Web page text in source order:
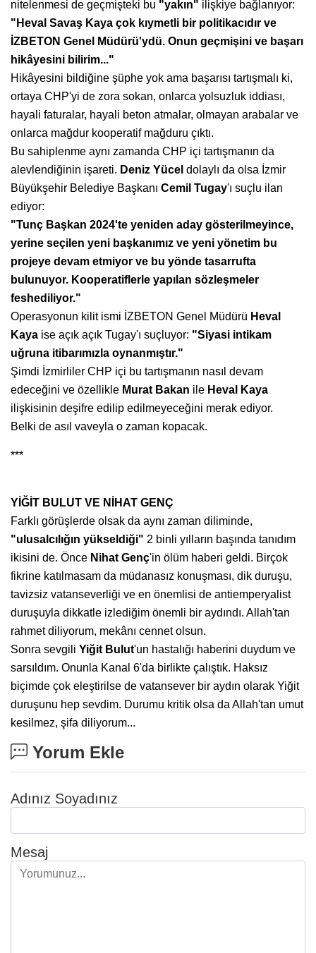
nitelenmesi de geçmişteki bu "yakın" ilişkiye bağlanıyor:
"Heval Savaş Kaya çok kıymetli bir politikacıdır ve
İZBETON Genel Müdürü'ydü. Onun geçmişini ve başarı
hikâyesini bilirim..."
Hikâyesini bildiğine şüphe yok ama başarısı tartışmalı ki,
ortaya CHP'yi de zora sokan, onlarca yolsuzluk iddiası,
hayali faturalar, hayali beton atmalar, olmayan arabalar ve
onlarca mağdur kooperatif mağduru çıktı.
Bu sahiplenme aynı zamanda CHP içi tartışmanın da
alevlendiğinin işareti. Deniz Yücel dolaylı da olsa İzmir
Büyükşehir Belediye Başkanı Cemil Tugay'ı suçlu ilan
ediyor:
"Tunç Başkan 2024'te yeniden aday gösterilmeyince,
yerine seçilen yeni başkanımız ve yeni yönetim bu
projeye devam etmiyor ve bu yönde tasarrufta
bulunuyor. Kooperatiflerle yapılan sözleşmeler
feshediliyor."
Operasyonun kilit ismi İZBETON Genel Müdürü Heval
Kaya ise açık açık Tugay'ı suçluyor: "Siyasi intikam
uğruna itibarımızla oynanmıştır."
Şimdi İzmirliler CHP içi bu tartışmanın nasıl devam
edeceğini ve özellikle Murat Bakan ile Heval Kaya
ilişkisinin deşifre edilip edilmeyeceğini merak ediyor.
Belki de asıl vaveyla o zaman kopacak.
***
YİĞİT BULUT VE NİHAT GENÇ
Farklı görüşlerde olsak da aynı zaman diliminde,
"ulusalcılığın yükseldiği" 2 binli yılların başında tanıdım
ikisini de. Önce Nihat Genç'in ölüm haberi geldi. Birçok
fikrine katılmasam da müdanasız konuşması, dik duruşu,
tavizsiz vatanseverliği ve en önemlisi de antiemperyalist
duruşuyla dikkatle izlediğim önemli bir aydındı. Allah'tan
rahmet diliyorum, mekânı cennet olsun.
Sonra sevgili Yiğit Bulut'un hastalığı haberini duydum ve
sarsıldım. Onunla Kanal 6'da birlikte çalıştık. Haksız
biçimde çok eleştirilse de vatansever bir aydın olarak Yiğit
duruşunu hep sevdim. Durumu kritik olsa da Allah'tan umut
kesilmez, şifa diliyorum...
Yorum Ekle
Adınız Soyadınız
Mesaj